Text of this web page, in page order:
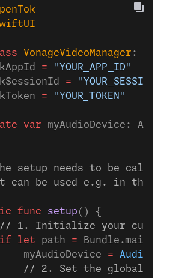
VonageVideoManager :
= "YOUR_APP_ID"
= "YOUR_SESSION_ID"
= "YOUR_TOKEN"
var myAudioDevice:
setup needs to be called
can be used e.g. in the
func setup () {
1. Initialize your custom
let path = Bundle.main.
myAudioDevice
=
// 2. Set the global